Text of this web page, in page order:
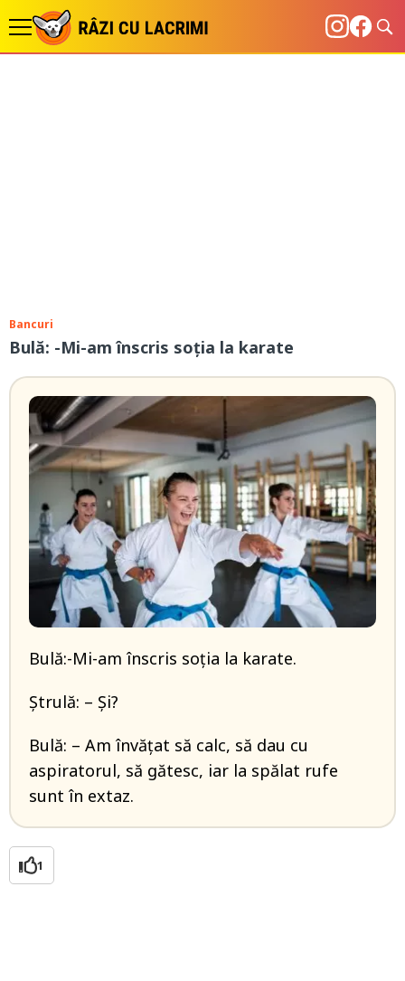
Bancuri
Bulă: -Mi-am înscris soția la karate
Bulă:-Mi-am înscris soția la karate.
Ștrulă: – Și?
Bulă: – Am învățat să calc, să dau cu
aspiratorul, să gătesc, iar la spălat rufe
sunt în extaz.
1